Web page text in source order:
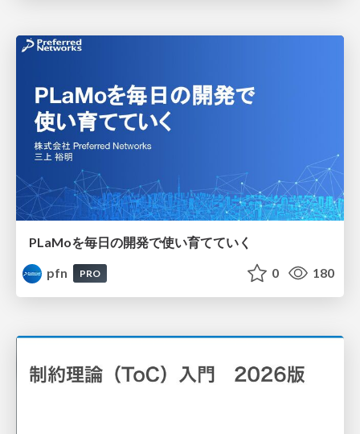
PLaMoを毎日の開発で使い育てていく
pfn
PRO 0 180